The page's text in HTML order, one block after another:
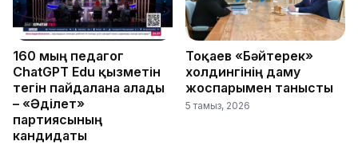
160 мың педагог
ChatGPT Edu қызметін
тегін пайдалана алады
– «Әділет»
партиясының
кандидаты
Тоқаев «Бәйтерек»
холдингінің даму
жоспарымен танысты
5 тамыз, 2026